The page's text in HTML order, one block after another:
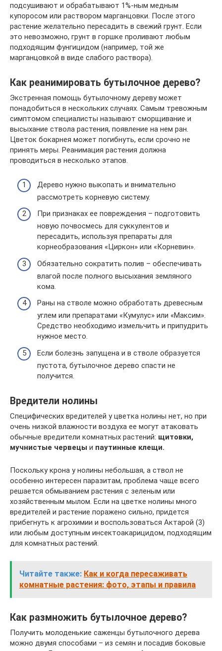
подсушивают и обрабатывают 1%-ным медным
купоросом или раствором марганцовки. После этого
растение желательно пересадить в свежий грунт. Если
это невозможно, грунт в горшке проливают любым
подходящим фунгицидом (например, той же
марганцовкой в виде слабого раствора).
Как реанимировать бутылочное дерево?
Экстренная помощь бутылочному дереву может
понадобиться в нескольких случаях. Самым тревожным
симптомом специалисты называют сморщивание и
высыхание ствола растения, появление на нем ран.
Цветок бокарнея может погибнуть, если срочно не
принять меры. Реанимация растения должна
проводиться в несколько этапов.
Дерево нужно выкопать и внимательно
рассмотреть корневую систему.
При признаках ее повреждения – подготовить
новую почвосмесь для суккулентов и
пересадить, используя препараты для
корнеобразования «Циркон» или «Корневин».
Обязательно сократить полив – обеспечивать
влагой после полного высыхания земляного
кома.
Раны на стволе можно обработать древесным
углем или препаратами «Кумулус» или «Максим».
Средство необходимо измельчить и припудрить
нужное место.
Если болезнь запущена и в стволе образуется
пустота, бутылочное дерево спасти не
получится.
Вредители нолины
Специфических вредителей у цветка нолины нет, но при
очень низкой влажности воздуха ее могут атаковать
обычные вредители комнатных растений: щитовки,
мучнистые червецы и паутинные клещи.
Поскольку крона у нолины небольшая, а ствол не
особенно интересен паразитам, проблема чаще всего
решается обмыванием растения с зеленым или
хозяйственным мылом. Если на цветке нолины много
вредителей и растение поражено сильно, придется
прибегнуть к агрохимии и воспользоваться Актарой (3)
или любым доступным инсектоакарицидом, подходящим
для комнатных растений.
Читайте также: Как и когда пересаживать
комнатные растения: фото, этапы и правила
Как размножить бутылочное дерево?
Получить молоденькие саженцы бутылочного дерева
можно двумя способами – из семян и посадив боковые